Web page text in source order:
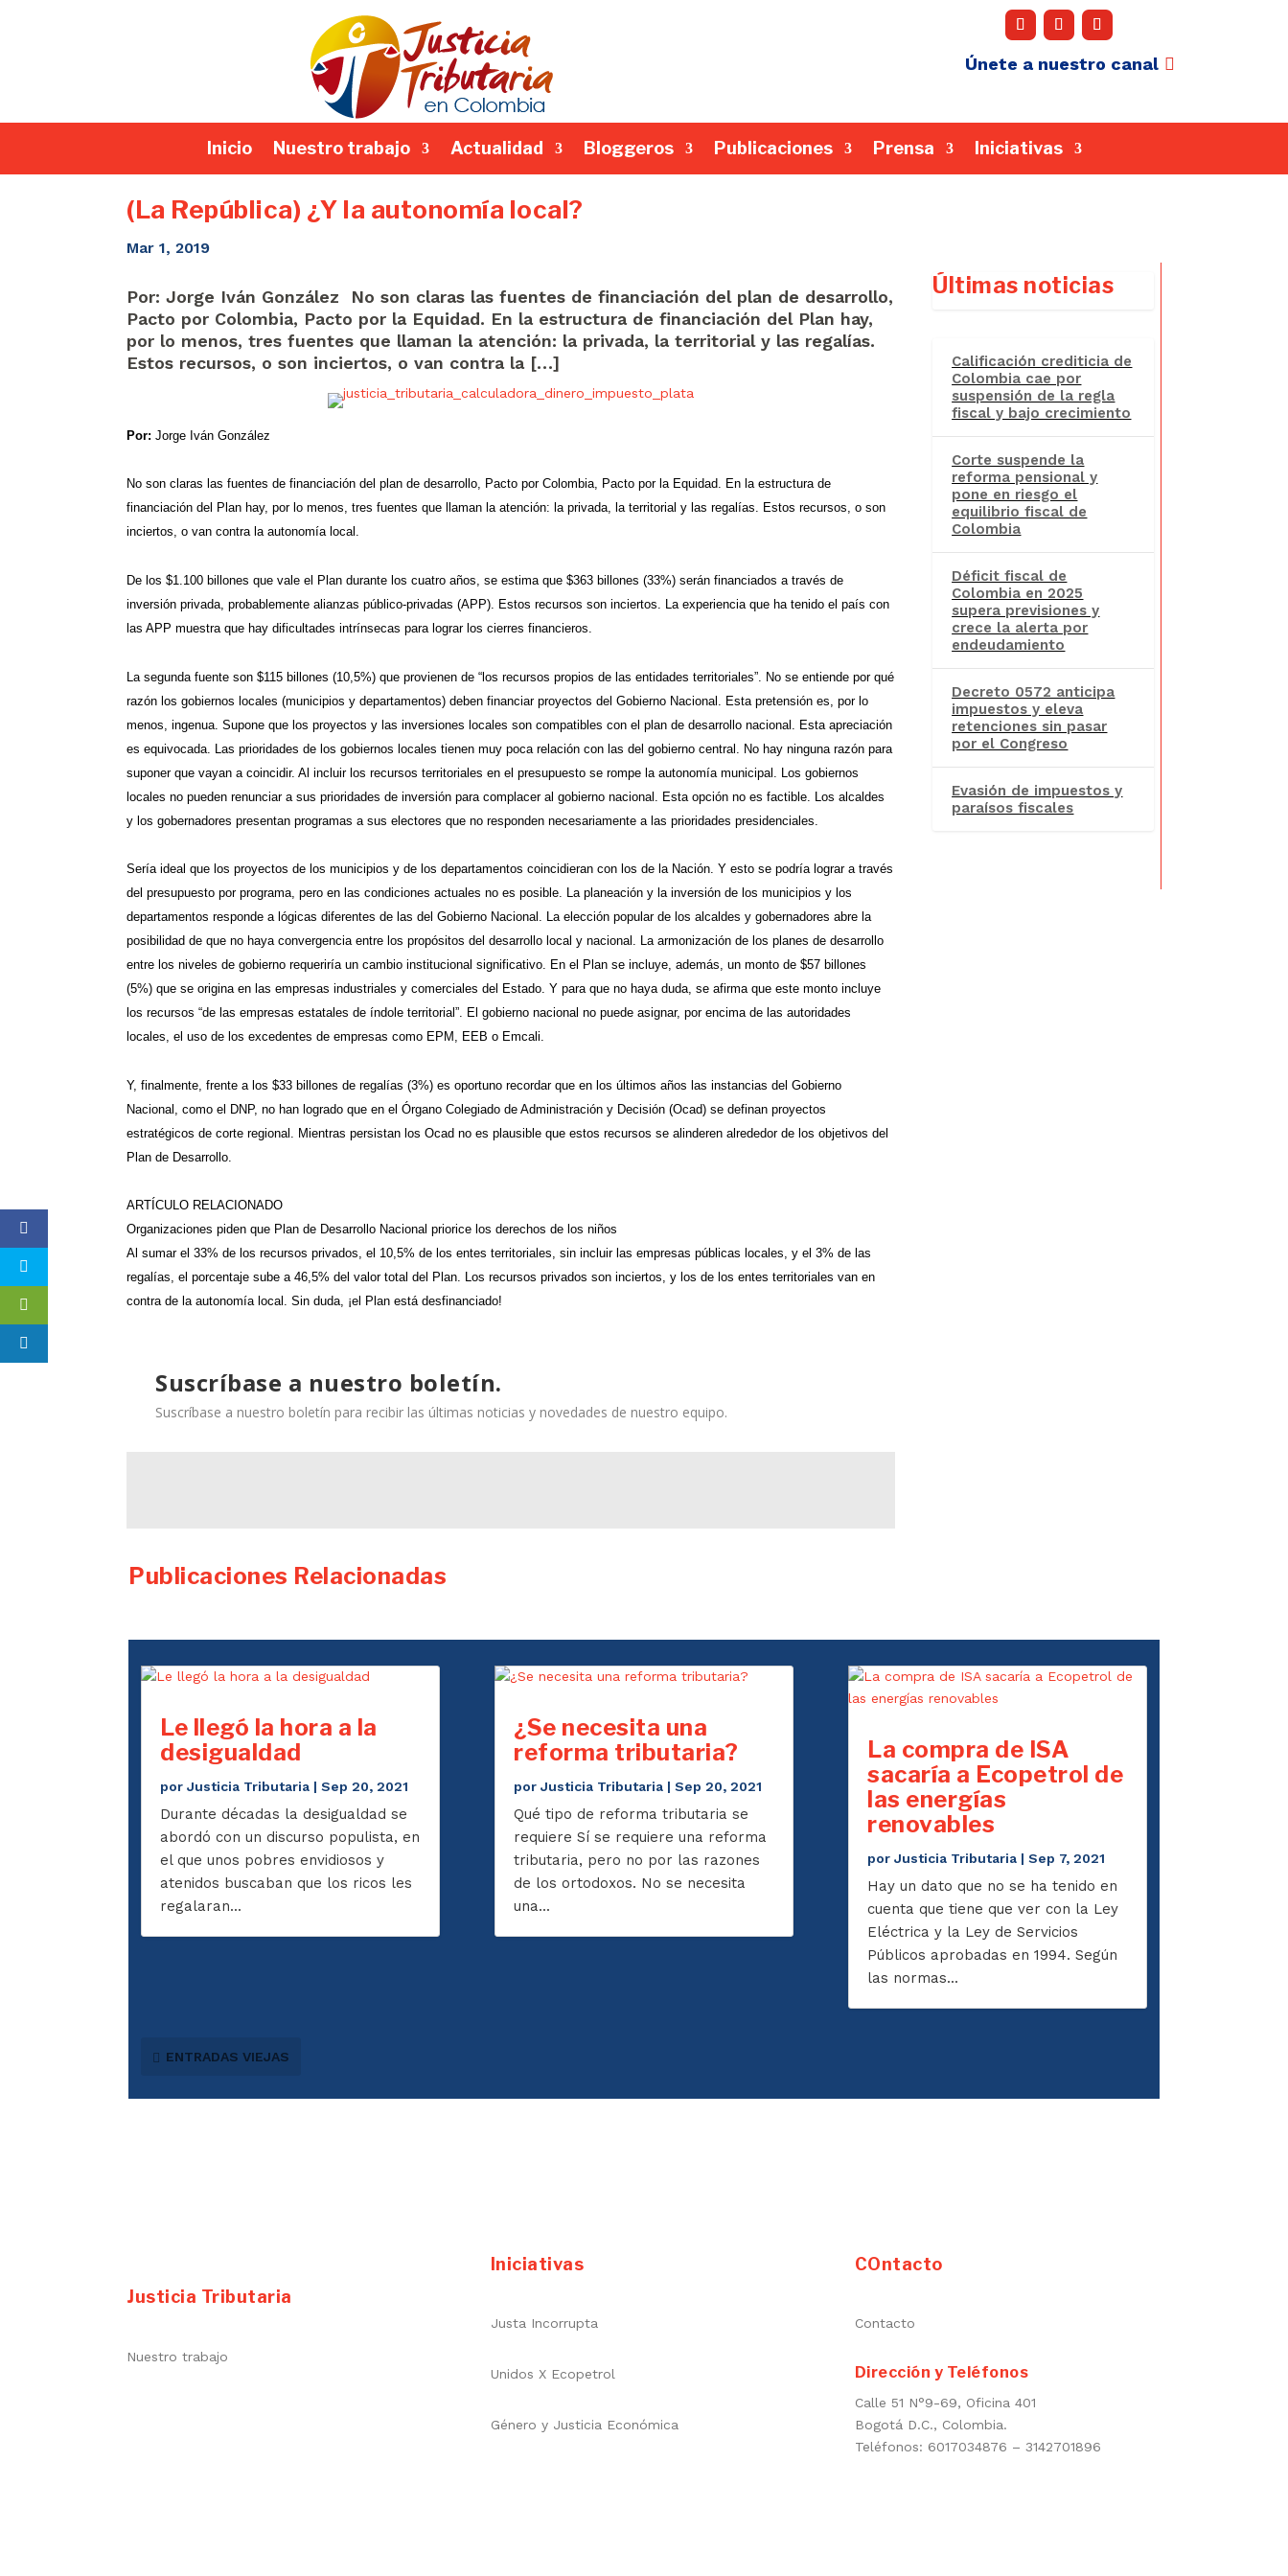
Únete a nuestro canal
Inicio Nuestro trabajo Actualidad Bloggeros Publicaciones Prensa Iniciativas
(La República) ¿Y la autonomía local?
Mar 1, 2019
Por: Jorge Iván González No son claras las fuentes de financiación del plan de desarrollo,
Pacto por Colombia, Pacto por la Equidad. En la estructura de financiación del Plan hay,
por lo menos, tres fuentes que llaman la atención: la privada, la territorial y las regalías.
Estos recursos, o son inciertos, o van contra la […]
Por: Jorge Iván González
No son claras las fuentes de financiación del plan de desarrollo, Pacto por Colombia, Pacto por la Equidad. En la estructura de
financiación del Plan hay, por lo menos, tres fuentes que llaman la atención: la privada, la territorial y las regalías. Estos recursos, o son
inciertos, o van contra la autonomía local.
De los $1.100 billones que vale el Plan durante los cuatro años, se estima que $363 billones (33%) serán financiados a través de
inversión privada, probablemente alianzas público-privadas (APP). Estos recursos son inciertos. La experiencia que ha tenido el país con
las APP muestra que hay dificultades intrínsecas para lograr los cierres financieros.
La segunda fuente son $115 billones (10,5%) que provienen de “los recursos propios de las entidades territoriales”. No se entiende por qué
razón los gobiernos locales (municipios y departamentos) deben financiar proyectos del Gobierno Nacional. Esta pretensión es, por lo
menos, ingenua. Supone que los proyectos y las inversiones locales son compatibles con el plan de desarrollo nacional. Esta apreciación
es equivocada. Las prioridades de los gobiernos locales tienen muy poca relación con las del gobierno central. No hay ninguna razón para
suponer que vayan a coincidir. Al incluir los recursos territoriales en el presupuesto se rompe la autonomía municipal. Los gobiernos
locales no pueden renunciar a sus prioridades de inversión para complacer al gobierno nacional. Esta opción no es factible. Los alcaldes
y los gobernadores presentan programas a sus electores que no responden necesariamente a las prioridades presidenciales.
Sería ideal que los proyectos de los municipios y de los departamentos coincidieran con los de la Nación. Y esto se podría lograr a través
del presupuesto por programa, pero en las condiciones actuales no es posible. La planeación y la inversión de los municipios y los
departamentos responde a lógicas diferentes de las del Gobierno Nacional. La elección popular de los alcaldes y gobernadores abre la
posibilidad de que no haya convergencia entre los propósitos del desarrollo local y nacional. La armonización de los planes de desarrollo
entre los niveles de gobierno requeriría un cambio institucional significativo. En el Plan se incluye, además, un monto de $57 billones
(5%) que se origina en las empresas industriales y comerciales del Estado. Y para que no haya duda, se afirma que este monto incluye
los recursos “de las empresas estatales de índole territorial”. El gobierno nacional no puede asignar, por encima de las autoridades
locales, el uso de los excedentes de empresas como EPM, EEB o Emcali.
Y, finalmente, frente a los $33 billones de regalías (3%) es oportuno recordar que en los últimos años las instancias del Gobierno
Nacional, como el DNP, no han logrado que en el Órgano Colegiado de Administración y Decisión (Ocad) se definan proyectos
estratégicos de corte regional. Mientras persistan los Ocad no es plausible que estos recursos se alinderen alrededor de los objetivos del
Plan de Desarrollo.
ARTÍCULO RELACIONADO
Organizaciones piden que Plan de Desarrollo Nacional priorice los derechos de los niños
Al sumar el 33% de los recursos privados, el 10,5% de los entes territoriales, sin incluir las empresas públicas locales, y el 3% de las
regalías, el porcentaje sube a 46,5% del valor total del Plan. Los recursos privados son inciertos, y los de los entes territoriales van en
contra de la autonomía local. Sin duda, ¡el Plan está desfinanciado!
Suscríbase a nuestro boletín.
Suscríbase a nuestro boletín para recibir las últimas noticias y novedades de nuestro equipo.
Últimas noticias
Calificación crediticia de
Colombia cae por
suspensión de la regla
fiscal y bajo crecimiento
Corte suspende la
reforma pensional y
pone en riesgo el
equilibrio fiscal de
Colombia
Déficit fiscal de
Colombia en 2025
supera previsiones y
crece la alerta por
endeudamiento
Decreto 0572 anticipa
impuestos y eleva
retenciones sin pasar
por el Congreso
Evasión de impuestos y
paraísos fiscales
Publicaciones Relacionadas
Le llegó la hora a la
desigualdad
porJusticia Tributaria |Sep 20, 2021
Durante décadas la desigualdad se
abordó con un discurso populista, en
el que unos pobres envidiosos y
atenidos buscaban que los ricos les
regalaran...
¿Se necesita una
reforma tributaria?
porJusticia Tributaria |Sep 20, 2021
Qué tipo de reforma tributaria se
requiere Sí se requiere una reforma
tributaria, pero no por las razones
de los ortodoxos. No se necesita
una...
La compra de ISA
sacaría a Ecopetrol de
las energías
renovables
porJusticia Tributaria |Sep 7, 2021
Hay un dato que no se ha tenido en
cuenta que tiene que ver con la Ley
Eléctrica y la Ley de Servicios
Públicos aprobadas en 1994. Según
las normas...
ENTRADAS VIEJAS
Justicia Tributaria
Nuestro trabajo
Iniciativas
Justa Incorrupta
Unidos X Ecopetrol
Género y Justicia Económica
COntacto
Contacto
Dirección y Teléfonos
Calle 51 N°9-69, Oficina 401
Bogotá D.C., Colombia.
Teléfonos: 6017034876 – 3142701896